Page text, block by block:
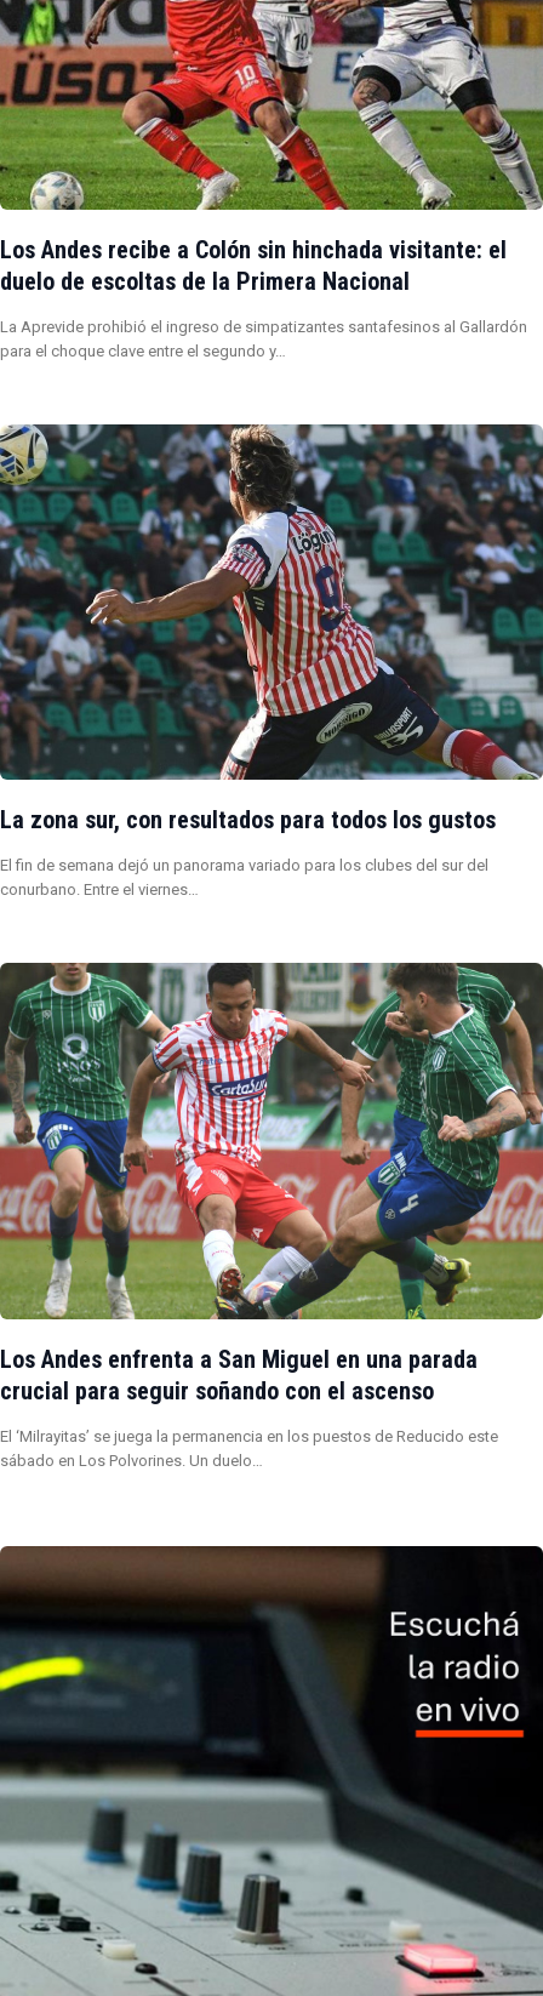
Los Andes recibe a Colón sin hinchada visitante: el
duelo de escoltas de la Primera Nacional
La Aprevide prohibió el ingreso de simpatizantes santafesinos al Gallardón
para el choque clave entre el segundo y…
La zona sur, con resultados para todos los gustos
El fin de semana dejó un panorama variado para los clubes del sur del
conurbano. Entre el viernes…
Los Andes enfrenta a San Miguel en una parada
crucial para seguir soñando con el ascenso
El ‘Milrayitas’ se juega la permanencia en los puestos de Reducido este
sábado en Los Polvorines. Un duelo…